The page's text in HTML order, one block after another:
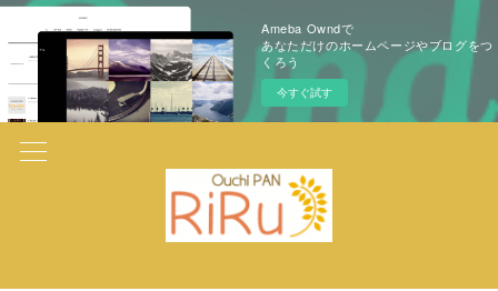
Ameba Owndで
あなただけのホームページやブログをつ
くろう
今すぐ試す